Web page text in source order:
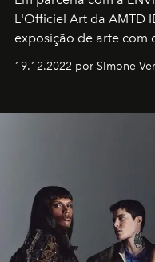
L'Officiel Art da AMTD
exposição de arte com
19.12.2022 por SImone